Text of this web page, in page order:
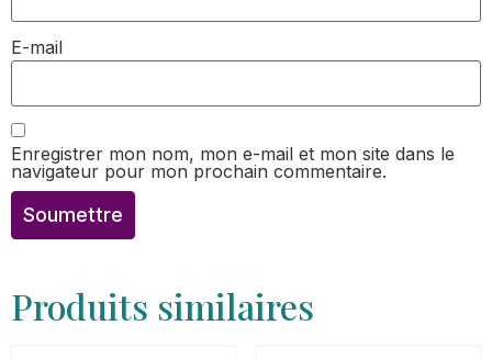
E-mail
Enregistrer mon nom, mon e-mail et mon site dans le
navigateur pour mon prochain commentaire.
Produits similaires